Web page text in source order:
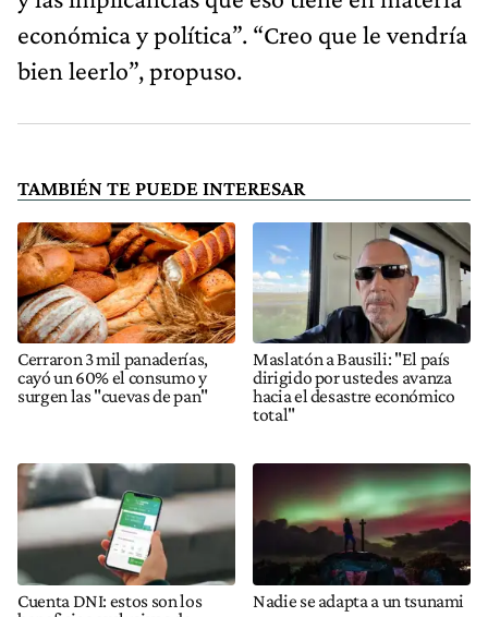
económica y política”. “Creo que le vendría
bien leerlo”, propuso.
TAMBIÉN TE PUEDE INTERESAR
Cerraron 3 mil panaderías,
cayó un 60% el consumo y
surgen las "cuevas de pan"
Maslatón a Bausili: "El país
dirigido por ustedes avanza
hacia el desastre económico
total"
Cuenta DNI: estos son los
Nadie se adapta a un tsunami